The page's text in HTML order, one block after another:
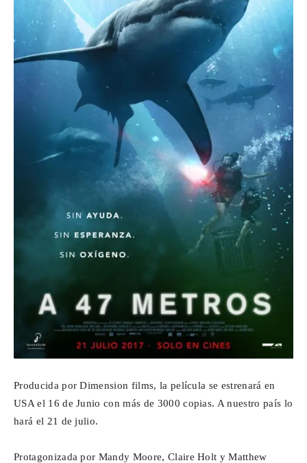
Producida por Dimension films, la película se estrenará en
USA el 16 de Junio con más de 3000 copias. A nuestro país lo
hará el 21 de julio.
Protagonizada por Mandy Moore, Claire Holt y Matthew